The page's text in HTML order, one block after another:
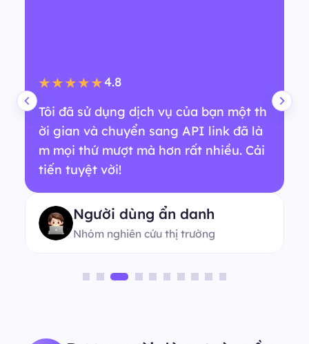
★★★★★4.8
Tôi đã sử dụng dịch vụ của bạn một th
ời gian và chuyển sang API link đã là
m mọi thứ mượt mà hơn rất nhiều. Cải
tiến tuyệt vời!
Người dùng ẩn danh
Nhóm nghiên cứu thị trường